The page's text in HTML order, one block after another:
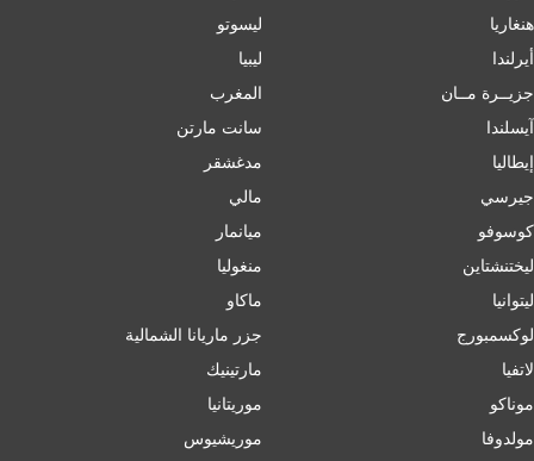
هنغاريا
أيرلندا
جزيــرة مــان
آيسلندا
إﯾﻄﺎﻟﯿﺎ
جيرسي
كوسوفو
ليختنشتاين
ليتوانيا
لوكسمبورج
لاتفيا
موناكو
مولدوفا
ليسوتو
ليبيا
المغرب
سانت مارتن
مدغشقر
مالي
ميانمار
منغوليا
ماكاو
جزر ماريانا الشمالية
مارتينيك
موريتانيا
موريشيوس